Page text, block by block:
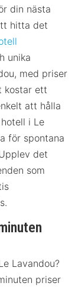
din nästa
hitta det
unika
med priser
kostar ett
att hålla
i Le
för spontana
det
som
Lavandou?
priser